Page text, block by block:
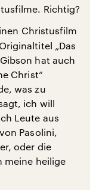
Richtig?
Christusfilm
„Das
hat auch
Christ“
was zu
ich will
Leute aus
Pasolini,
oder die
meine heilige